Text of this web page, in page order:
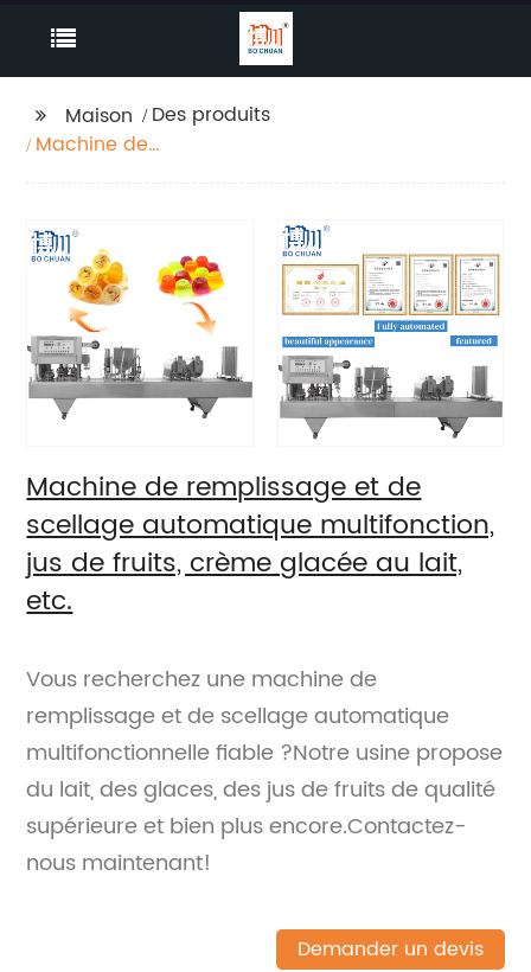
Maison
Des produits
Machine de
multifonction, jus de
fruits, crème glacée
au lait, etc.
Machine de remplissage et de
scellage automatique multifonction,
jus de fruits, crème glacée au lait,
etc.
Vous recherchez une machine de
remplissage et de scellage automatique
multifonctionnelle fiable ?Notre usine propose
du lait, des glaces, des jus de fruits de qualité
supérieure et bien plus encore.Contactez-
nous maintenant!
Demander un devis